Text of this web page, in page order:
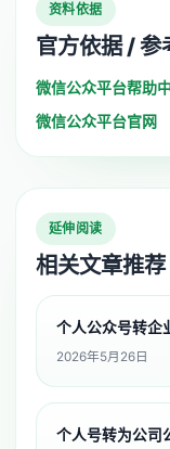
资料依据
官方依据 / 参
微信公众平台帮助
微信公众平台官网
延伸阅读
相关文章推荐
个人公众号转企
2026年5月26日
个人号转为公司